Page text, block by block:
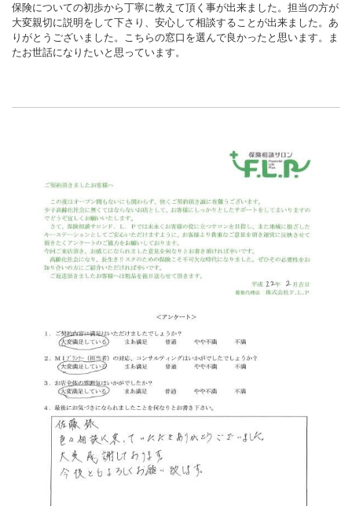
保険についての初歩から丁寧に教えて頂く事が出来ました。担当の方が
大変親切に説明をして下さり、安心して相談することが出来ました。あ
りがとうございました。こちらの窓口を選んで良かったと思います。ま
たお世話になりたいと思っています。